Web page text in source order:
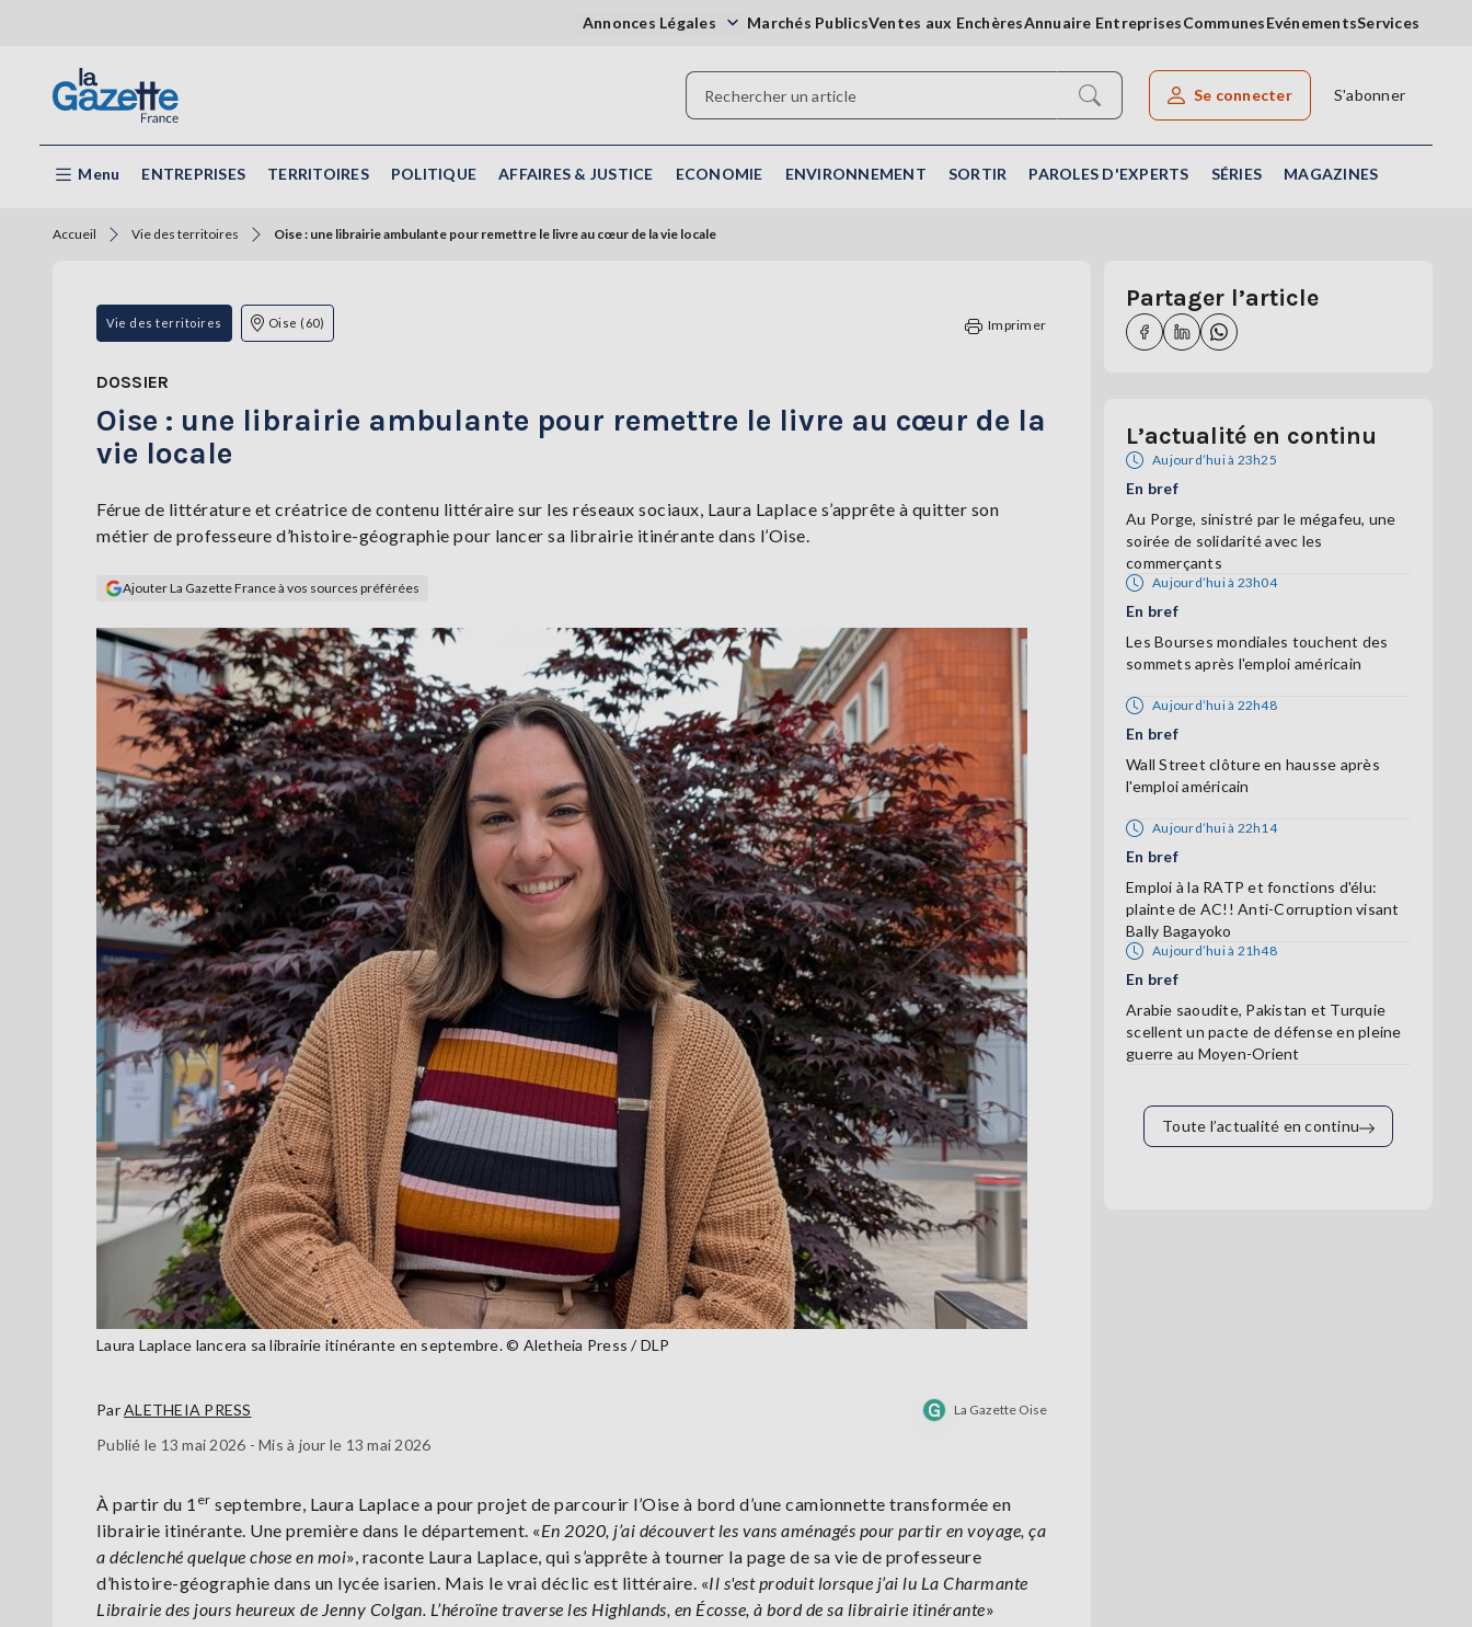
Annonces Légales Marchés PublicsVentes aux EnchèresAnnuaire EntreprisesCommunesEvénementsServices
Rechercher un article
Se connecter S'abonner
Menu ENTREPRISES TERRITOIRES POLITIQUE AFFAIRES & JUSTICE ECONOMIE ENVIRONNEMENT SORTIR PAROLES D'EXPERTS SÉRIES MAGAZINES
Accueil Vie des territoires Oise : une librairie ambulante pour remettre le livre au cœur de la vie locale
Vie des territoires Oise (60) Imprimer
DOSSIER
Oise : une librairie ambulante pour remettre le livre au cœur de la
vie locale
Férue de littérature et créatrice de contenu littéraire sur les réseaux sociaux, Laura Laplace s’apprête à quitter son
métier de professeure d’histoire-géographie pour lancer sa librairie itinérante dans l’Oise.
Ajouter La Gazette France à vos sources préférées
Laura Laplace lancera sa librairie itinérante en septembre. © Aletheia Press / DLP
ParALETHEIA PRESS La Gazette Oise
Publié le 13 mai 2026 - Mis à jour le 13 mai 2026
À partir du 1 er septembre, Laura Laplace a pour projet de parcourir l’Oise à bord d’une camionnette transformée en
librairie itinérante. Une première dans le département. «En 2020, j’ai découvert les vans aménagés pour partir en voyage, ça
a déclenché quelque chose en moi», raconte Laura Laplace, qui s’apprête à tourner la page de sa vie de professeure
d’histoire-géographie dans un lycée isarien. Mais le vrai déclic est littéraire. «Il s'est produit lorsque j’ai lu La Charmante
Librairie des jours heureux de Jenny Colgan. L’héroïne traverse les Highlands, en Écosse, à bord de sa librairie itinérante»
Partager l’article
L’actualité en continu
Aujourd’hui à 23h25
En bref
Au Porge, sinistré par le mégafeu, une
soirée de solidarité avec les
commerçants
Aujourd’hui à 23h04
En bref
Les Bourses mondiales touchent des
sommets après l'emploi américain
Aujourd’hui à 22h48
En bref
Wall Street clôture en hausse après
l'emploi américain
Aujourd’hui à 22h14
En bref
Emploi à la RATP et fonctions d'élu:
plainte de AC!! Anti-Corruption visant
Bally Bagayoko
Aujourd’hui à 21h48
En bref
Arabie saoudite, Pakistan et Turquie
scellent un pacte de défense en pleine
guerre au Moyen-Orient
Toute l’actualité en continu